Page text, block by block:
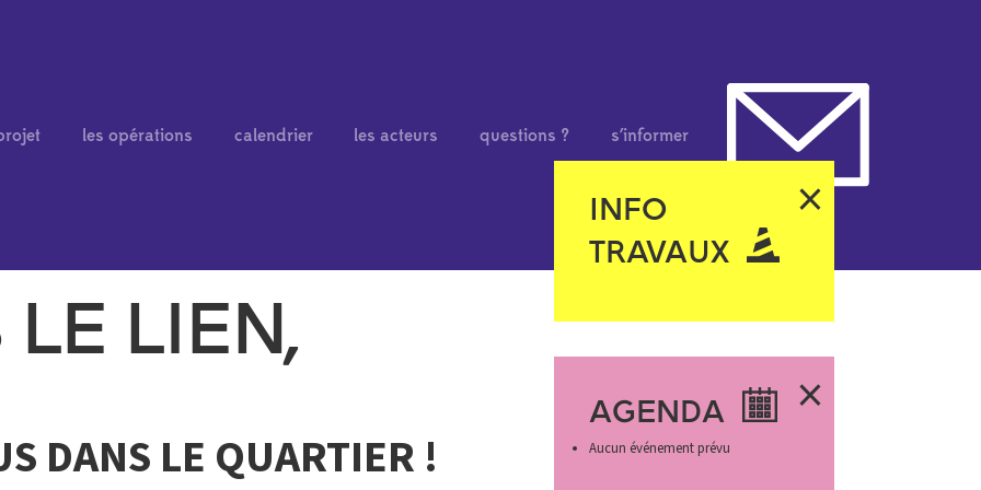
les opérations calendrier les acteurs questions ? s’informer
LE LIEN,
DANS LE QUARTIER !
×
INFO
TRAVAUX
×
AGENDA
Aucun événement prévu